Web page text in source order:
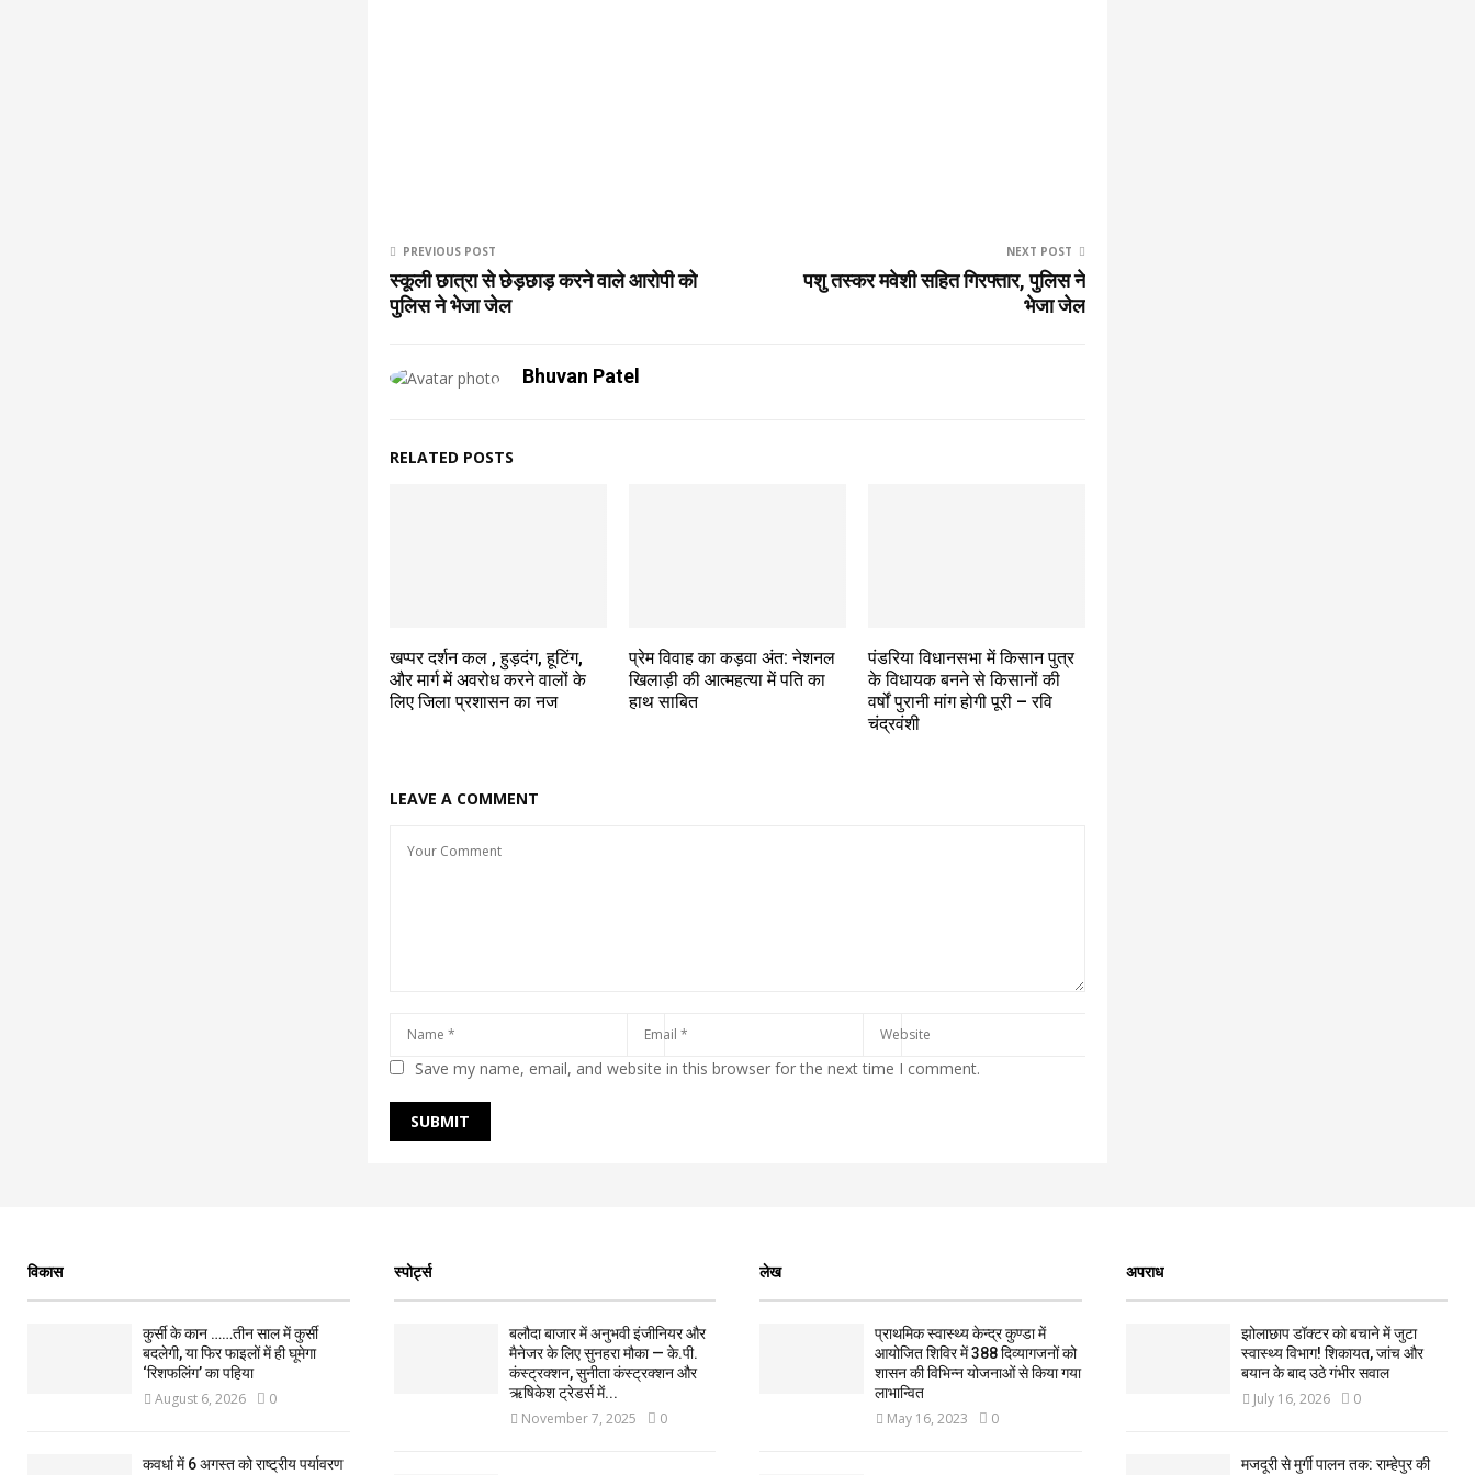
PREVIOUS POST
स्कूली छात्रा से छेड़छाड़ करने वाले आरोपी को
पुलिस ने भेजा जेल
NEXT POST
पशु तस्कर मवेशी सहित गिरफ्तार, पुलिस ने
भेजा जेल
Bhuvan Patel
RELATED POSTS
खप्पर दर्शन कल , हुड़दंग, हूटिंग,
और मार्ग में अवरोध करने वालों के
लिए जिला प्रशासन का नज
प्रेम विवाह का कड़वा अंत: नेशनल
खिलाड़ी की आत्महत्या में पति का
हाथ साबित
पंडरिया विधानसभा में किसान पुत्र
के विधायक बनने से किसानों की
वर्षों पुरानी मांग होगी पूरी – रवि
चंद्रवंशी
LEAVE A COMMENT
Save my name, email, and website in this browser for the next time I comment.
विकास
कुर्सी के कान ……तीन साल में कुर्सी
बदलेगी, या फिर फाइलों में ही घूमेगा
‘रिशफलिंग’ का पहिया
August 6, 2026 0
कवर्धा में 6 अगस्त को राष्ट्रीय पर्यावरण
स्पोर्ट्स
बलौदा बाजार में अनुभवी इंजीनियर और
मैनेजर के लिए सुनहरा मौका — के.पी.
कंस्ट्रक्शन, सुनीता कंस्ट्रक्शन और
ऋषिकेश ट्रेडर्स में...
November 7, 2025 0
लेख
प्राथमिक स्वास्थ्य केन्द्र कुण्डा में
आयोजित शिविर में 388 दिव्यागजनों को
शासन की विभिन्न योजनाओं से किया गया
लाभान्वित
May 16, 2023 0
अपराध
झोलाछाप डॉक्टर को बचाने में जुटा
स्वास्थ्य विभाग! शिकायत, जांच और
बयान के बाद उठे गंभीर सवाल
July 16, 2026 0
मजदूरी से मुर्गी पालन तक: राम्हेपुर की